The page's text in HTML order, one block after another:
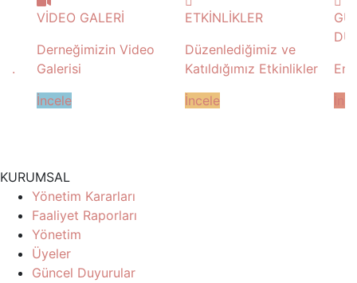
ETKİNLİKLER
Düzenlediğimiz ve
Katıldığımız Etkinlikler
İncele
GÜNCEL
En Son Duyurular
İncele
KURUMSAL
Yönetim Kararları
Faaliyet Raporları
Yönetim
Üyeler
Güncel Duyurular